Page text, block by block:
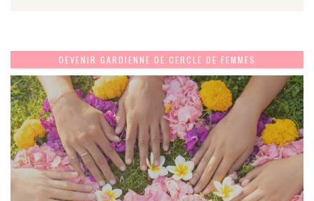
DEVENIR GARDIENNE DE CERCLE DE FEMMES